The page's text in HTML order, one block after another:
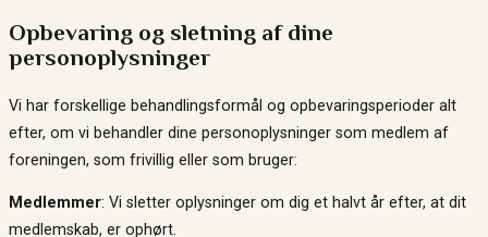
Opbevaring og sletning af dine
personoplysninger
Vi har forskellige behandlingsformål og opbevaringsperioder alt
efter, om vi behandler dine personoplysninger som medlem af
foreningen, som frivillig eller som bruger:
Medlemmer: Vi sletter oplysninger om dig et halvt år efter, at dit
medlemskab, er ophørt.